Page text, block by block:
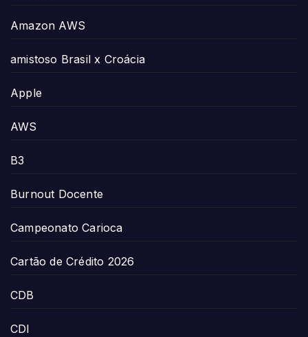
Amazon AWS
amistoso Brasil x Croácia
Apple
AWS
B3
Burnout Docente
Campeonato Carioca
Cartão de Crédito 2026
CDB
CDI